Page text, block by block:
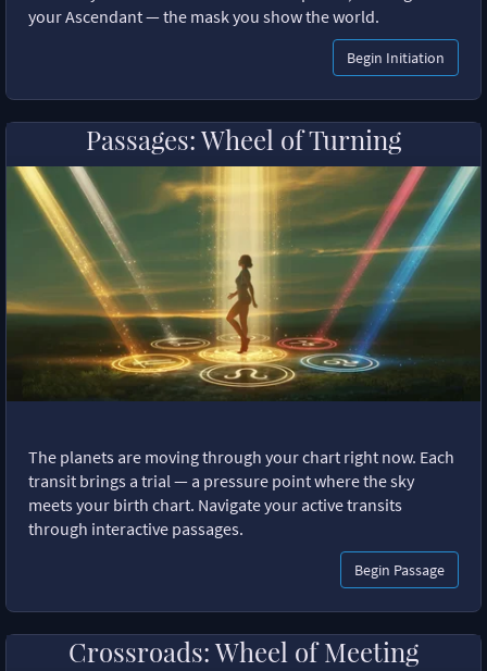
your Ascendant — the mask you show the world.
Begin Initiation
Passages: Wheel of Turning
The planets are moving through your chart right now. Each
transit brings a trial — a pressure point where the sky
meets your birth chart. Navigate your active transits
through interactive passages.
Begin Passage
Crossroads: Wheel of Meeting